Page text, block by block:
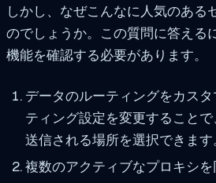
しかし、なぜこんなに人気のある
のでしょうか。この質問に答える
機能を確認する必要があります。
データのルーティングをカス
ティング設定を変更すること
送信される場所を選択できます
複数のアクティブなプロキシを